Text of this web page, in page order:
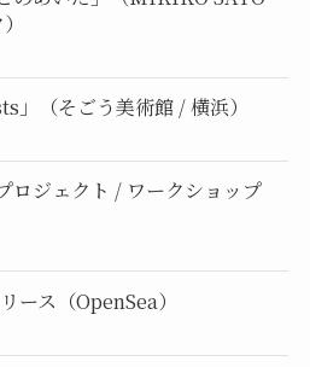
」（そごう美術館 / 横浜）
ロジェクト / ワークショップ
ース（OpenSea）